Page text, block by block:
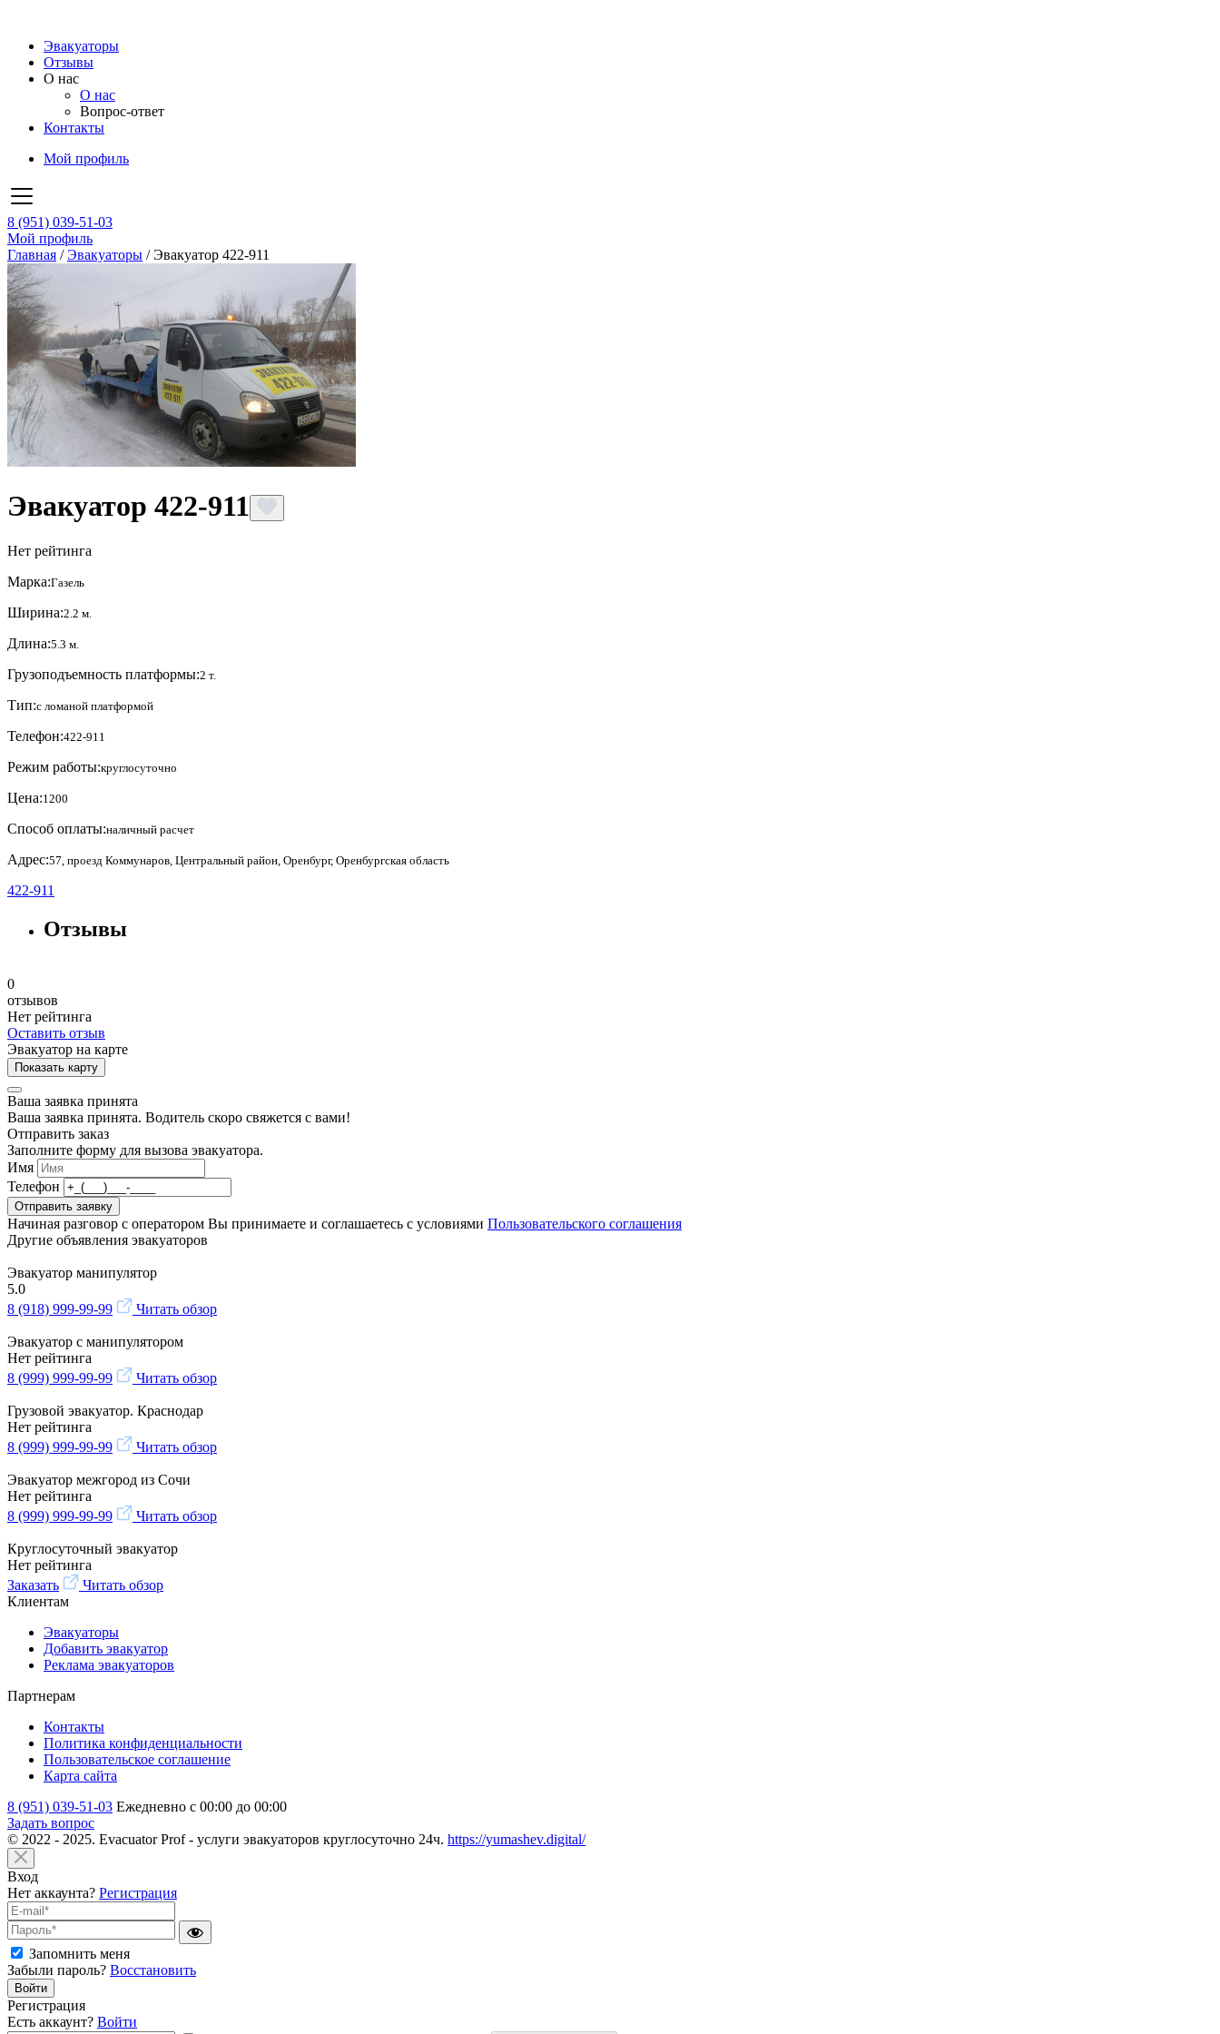
Эвакуаторы
Отзывы
О нас
О нас
Вопрос-ответ
Контакты
Мой профиль
8 (951) 039-51-03
Мой профиль
Главная /Эвакуаторы /Эвакуатор 422-911
Эвакуатор 422-911
Нет рейтинга
Марка:Газель
Ширина:2.2 м.
Длина:5.3 м.
Грузоподъемность платформы:2 т.
Тип:с ломаной платформой
Телефон:422-911
Режим работы:круглосуточно
Цена:1200
Способ оплаты:наличный расчет
Адрес:57, проезд Коммунаров, Центральный район, Оренбург, Оренбургская область
422-911
Отзывы
0
отзывов
Нет рейтинга
Оставить отзыв
Эвакуатор на карте
Показать карту
Ваша заявка принята
Ваша заявка принята. Водитель скоро свяжется с вами!
Отправить заказ
Заполните форму для вызова эвакуатора.
Имя
Телефон
Отправить заявку
Начиная разговор с оператором Вы принимаете и соглашаетесь с условиями Пользовательского соглашения
Другие объявления эвакуаторов
Эвакуатор манипулятор
5.0
8 (918) 999-99-99
Читать обзор
Эвакуатор с манипулятором
Нет рейтинга
8 (999) 999-99-99
Читать обзор
Грузовой эвакуатор. Краснодар
Нет рейтинга
8 (999) 999-99-99
Читать обзор
Эвакуатор межгород из Сочи
Нет рейтинга
8 (999) 999-99-99
Читать обзор
Круглосуточный эвакуатор
Нет рейтинга
Заказать
Читать обзор
Клиентам
Эвакуаторы
Добавить эвакуатор
Реклама эвакуаторов
Партнерам
Контакты
Политика конфиденциальности
Пользовательское соглашение
Карта сайта
8 (951) 039-51-03 Ежедневно с 00:00 до 00:00
Задать вопрос
© 2022 - 2025. Evacuator Prof - услуги эвакуаторов круглосуточно 24ч. https://yumashev.digital/
Вход
Нет аккаунта? Регистрация
Запомнить меня
Забыли пароль? Восстановить
Войти
Регистрация
Есть аккаунт? Войти